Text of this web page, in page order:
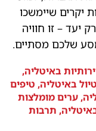
יקרים שיימשכו
יעד – זו חוויה
שלכם מסתיים.
באיטליה,
טיול באיטליה, טיפים
, ערים מומלצות
, תרבות